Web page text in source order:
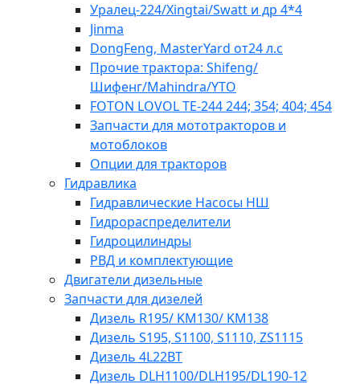
Уралец-224/Xingtai/Swatt и др 4*4
Jinma
DongFeng, MasterYard от24 л.с
Прочие трактора: Shifeng/
Шифенг/Mahindra/YTO
FOTON LOVOL TE-244 244; 354; 404; 454
Запчасти для мототракторов и
мотоблоков
Опции для тракторов
Гидравлика
Гидравлические Насосы НШ
Гидрораспределители
Гидроцилиндры
РВД и комплектующие
Двигатели дизельные
Запчасти для дизелей
Дизель R195/ KM130/ KM138
Дизель S195, S1100, S1110, ZS1115
Дизель 4L22BT
Дизель DLH1100/DLH195/DL190-12